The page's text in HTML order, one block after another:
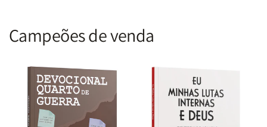
explorações!
Campeões de venda